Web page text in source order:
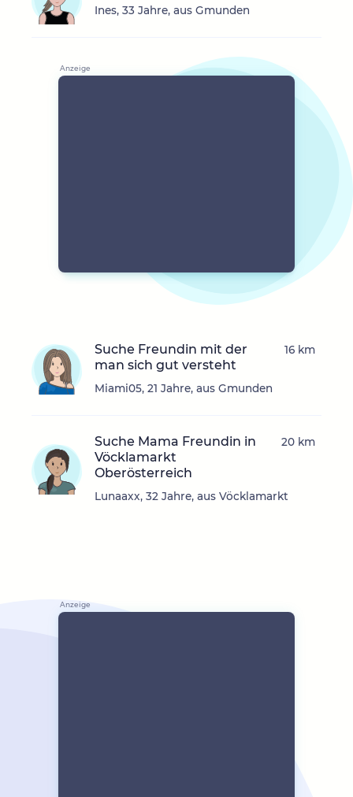
Ines, 33 Jahre, aus Gmunden
Suche Freundin mit der
man sich gut versteht
Miami05, 21 Jahre, aus Gmunden
16 km
Suche Mama Freundin in
Vöcklamarkt
Oberösterreich
Lunaaxx, 32 Jahre, aus Vöcklamarkt
20 km